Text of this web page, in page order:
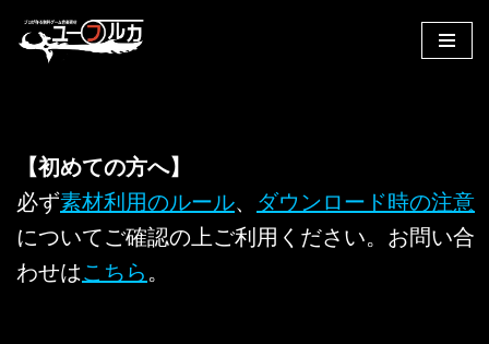
へ
ス
キ
ッ
【初めての方へ】
必ず素材利用のルール、 ダウンロード時の注意
についてご確認の上ご利用ください。お問い合
わせはこちら 。